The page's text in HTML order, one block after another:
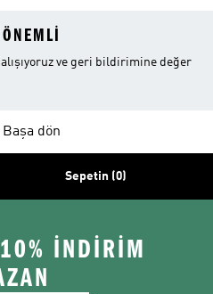
ve geri bildirimine değer
Başa dön
Sepetin (0)
İNDİRİM